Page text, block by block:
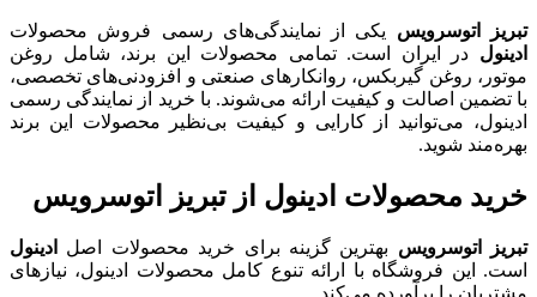
تبریز اتوسرویس یکی از نمایندگی‌های رسمی فروش محصولات
ادینول در ایران است. تمامی محصولات این برند، شامل روغن
موتور، روغن گیربکس، روانکارهای صنعتی و افزودنی‌های تخصصی،
با تضمین اصالت و کیفیت ارائه می‌شوند. با خرید از نمایندگی رسمی
ادینول، می‌توانید از کارایی و کیفیت بی‌نظیر محصولات این برند
بهره‌مند شوید.
خرید محصولات ادینول از تبریز اتوسرویس
تبریز اتوسرویس بهترین گزینه برای خرید محصولات اصل
ادینول
است. این فروشگاه با ارائه تنوع کامل محصولات ادینول، نیازهای